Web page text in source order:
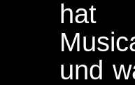
und